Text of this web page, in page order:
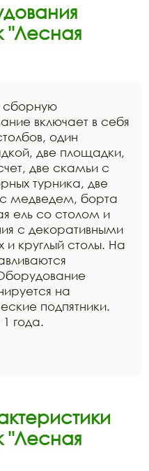
"Лесная
сборную
включает в себя
один
две площадки,
две скамьи с
турника, две
медведем, борта
ель со столом и
с декоративными
и круглый столы. На
на
подпятники.
1 года.
"Лесная